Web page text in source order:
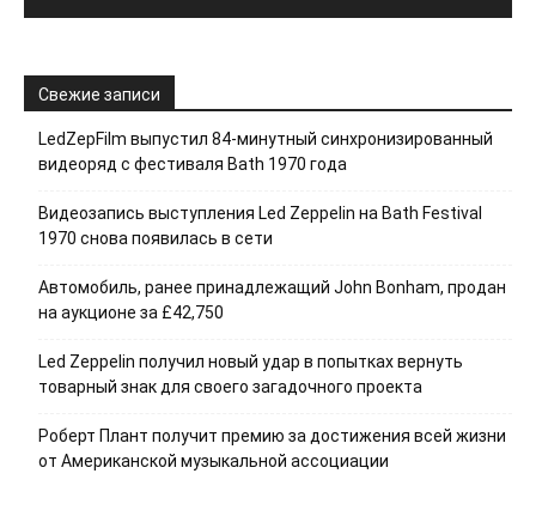
Свежие записи
LedZepFilm выпустил 84-минутный синхронизированный
видеоряд с фестиваля Bath 1970 года
Видеозапись выступления Led Zeppelin на Bath Festival
1970 снова появилась в сети
Автомобиль, ранее принадлежащий John Bonham, продан
на аукционе за £42,750
Led Zeppelin получил новый удар в попытках вернуть
товарный знак для своего загадочного проекта
Роберт Плант получит премию за достижения всей жизни
от Американской музыкальной ассоциации